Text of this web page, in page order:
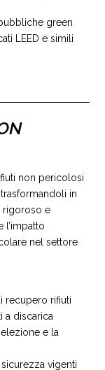
green
LEED e simili
non pericolosi
in
rigoroso e
l’impatto
nel settore
recupero rifiuti
a discarica
e la
vigenti